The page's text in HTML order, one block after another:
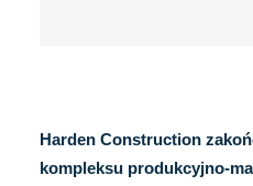
Harden Construction
kompleksu produkcyjno-